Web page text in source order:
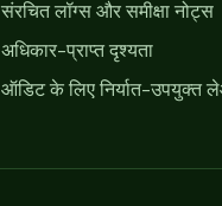
संरचित लॉग्स और समीक्षा नोट्स
अधिकार-प्राप्त दृश्यता
ऑडिट के लिए निर्यात-उपयुक्त